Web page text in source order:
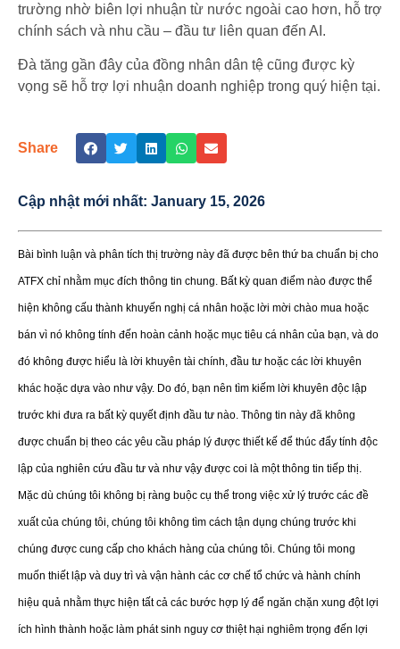
trường nhờ biên lợi nhuận từ nước ngoài cao hơn, hỗ trợ
chính sách và nhu cầu – đầu tư liên quan đến AI.
Đà tăng gần đây của đồng nhân dân tệ cũng được kỳ
vọng sẽ hỗ trợ lợi nhuận doanh nghiệp trong quý hiện tại.
Share
Cập nhật mới nhất: January 15, 2026
Bài bình luận và phân tích thị trường này đã được bên thứ ba chuẩn bị cho
ATFX chỉ nhằm mục đích thông tin chung. Bất kỳ quan điểm nào được thể
hiện không cấu thành khuyến nghị cá nhân hoặc lời mời chào mua hoặc
bán vì nó không tính đến hoàn cảnh hoặc mục tiêu cá nhân của bạn, và do
đó không được hiểu là lời khuyên tài chính, đầu tư hoặc các lời khuyên
khác hoặc dựa vào như vậy. Do đó, bạn nên tìm kiếm lời khuyên độc lập
trước khi đưa ra bất kỳ quyết định đầu tư nào. Thông tin này đã không
được chuẩn bị theo các yêu cầu pháp lý được thiết kế để thúc đẩy tính độc
lập của nghiên cứu đầu tư và như vậy được coi là một thông tin tiếp thị.
Mặc dù chúng tôi không bị ràng buộc cụ thể trong việc xử lý trước các đề
xuất của chúng tôi, chúng tôi không tìm cách tận dụng chúng trước khi
chúng được cung cấp cho khách hàng của chúng tôi. Chúng tôi mong
muốn thiết lập và duy trì và vận hành các cơ chế tổ chức và hành chính
hiệu quả nhằm thực hiện tất cả các bước hợp lý để ngăn chặn xung đột lợi
ích hình thành hoặc làm phát sinh nguy cơ thiệt hại nghiêm trọng đến lợi